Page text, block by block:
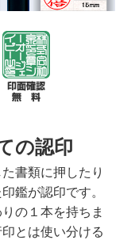
の認印
書類に押したり
鑑が認印です。
の１本を持ちま
とは使い分ける